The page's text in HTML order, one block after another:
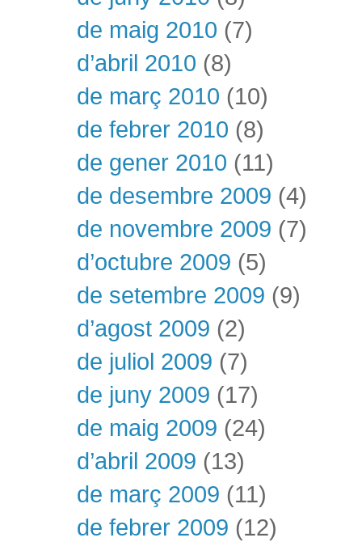
de maig 2010 (7)
d’abril 2010 (8)
de març 2010 (10)
de febrer 2010 (8)
de gener 2010 (11)
de desembre 2009 (4)
de novembre 2009 (7)
d’octubre 2009 (5)
de setembre 2009 (9)
d’agost 2009 (2)
de juliol 2009 (7)
de juny 2009 (17)
de maig 2009 (24)
d’abril 2009 (13)
de març 2009 (11)
de febrer 2009 (12)